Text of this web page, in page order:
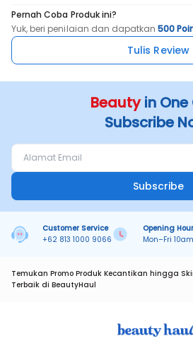
Pernah Coba Produk ini?
Yuk, beri penilaian dan dapatkan500
Tulis Review
Beautyin One
Subscribe
Subscribe
Customer Service
+62 813 1000 9066
Opening
Mon–Fri
Temukan Promo Produk Kecantikan hingga
Terbaik di BeautyHaul